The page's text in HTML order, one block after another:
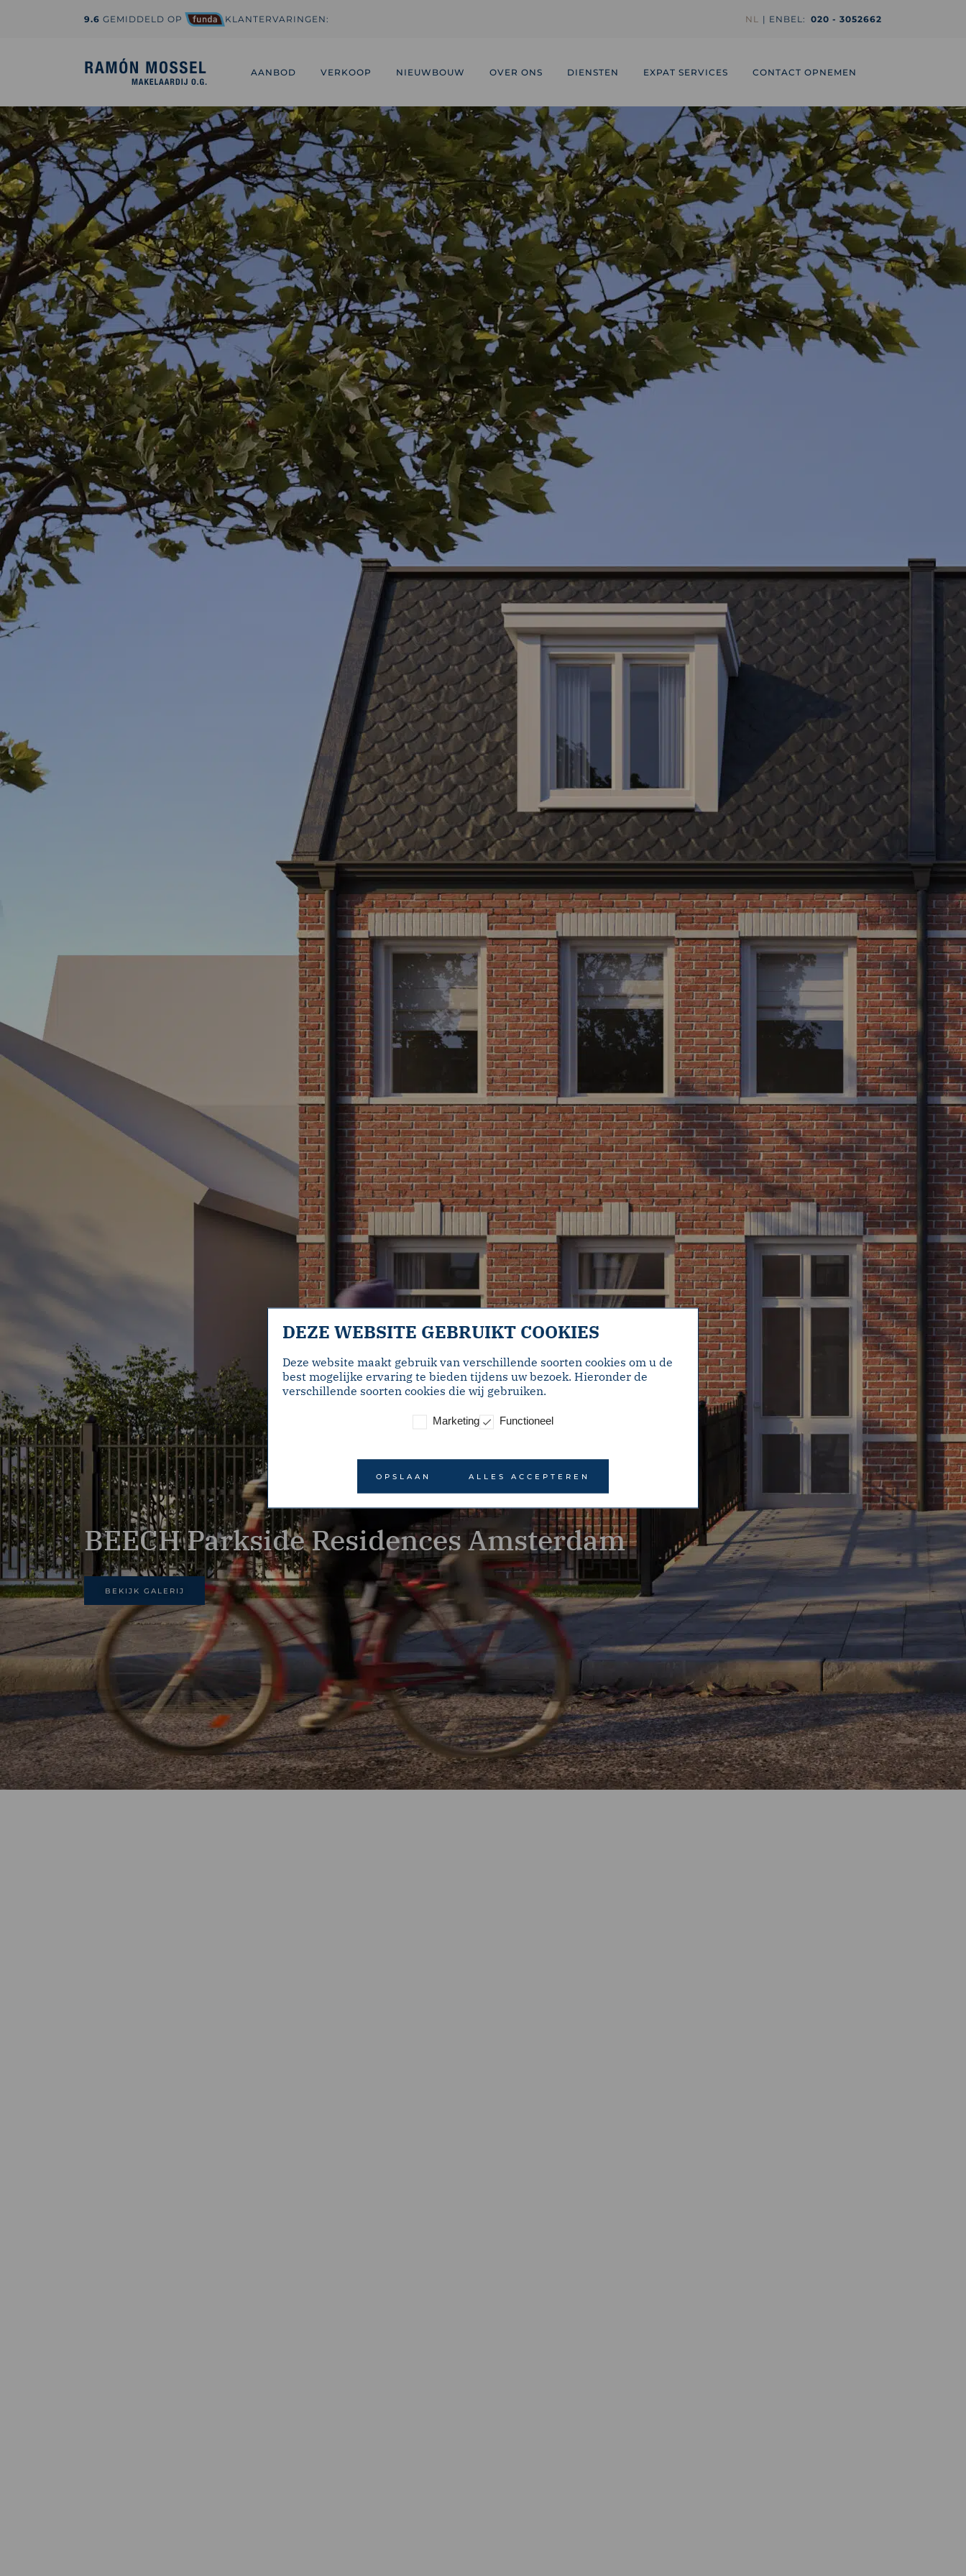
1-800-995-3959 hi@sedona.com
9.6 GEMIDDELD OP KLANTERVARINGEN: NL EN BEL: 020 - 3052662
AANBOD VERKOOP NIEUWBOUW OVER ONS DIENSTEN EXPAT SERVICES CONTACT OPNEMEN
BEECH Parkside Residences Amsterdam
BEKIJK GALERIJ
DEZE WEBSITE GEBRUIKT COOKIES
Deze website maakt gebruik van verschillende soorten cookies om u de
best mogelijke ervaring te bieden tijdens uw bezoek. Hieronder de
verschillende soorten cookies die wij gebruiken.
Marketing Functioneel
OPSLAAN ALLES ACCEPTEREN